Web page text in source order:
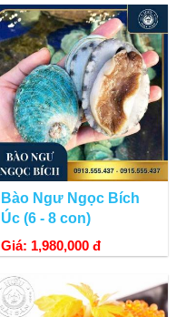
Bào Ngư Ngọc Bích
Úc (6 - 8 con)
Giá: 1,980,000 đ